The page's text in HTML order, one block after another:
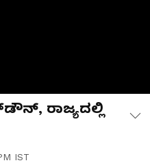
ರಾಜ್ಯದಲ್ಲಿ
IST